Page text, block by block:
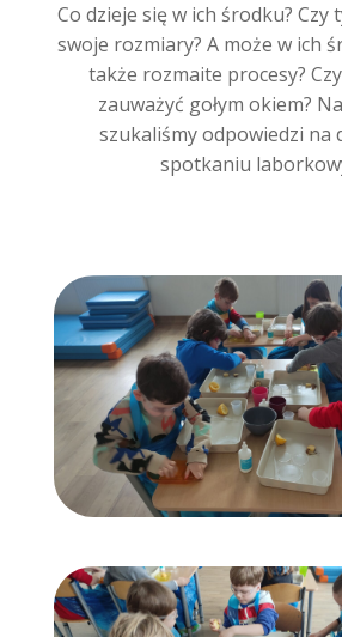
Co dzieje się w ich środku? Czy
swoje rozmiary? A może w ich
także rozmaite procesy?
zauważyć gołym okiem?
szukaliśmy odpowiedzi na
spotkaniu